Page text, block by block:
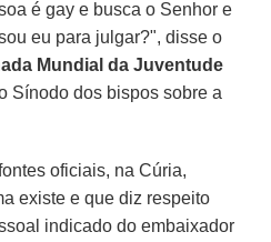
é gay e busca o Senhor e
eu para julgar?", disse o
Mundial da Juventude
Sínodo dos bispos sobre a
oficiais, na Cúria,
existe e que diz respeito
indicado do embaixador